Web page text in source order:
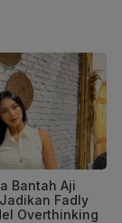
Bantah Aji
Fadly
Overthinking